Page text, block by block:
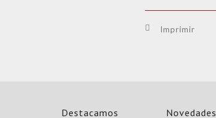
Imprimir
Destacamos Novedades